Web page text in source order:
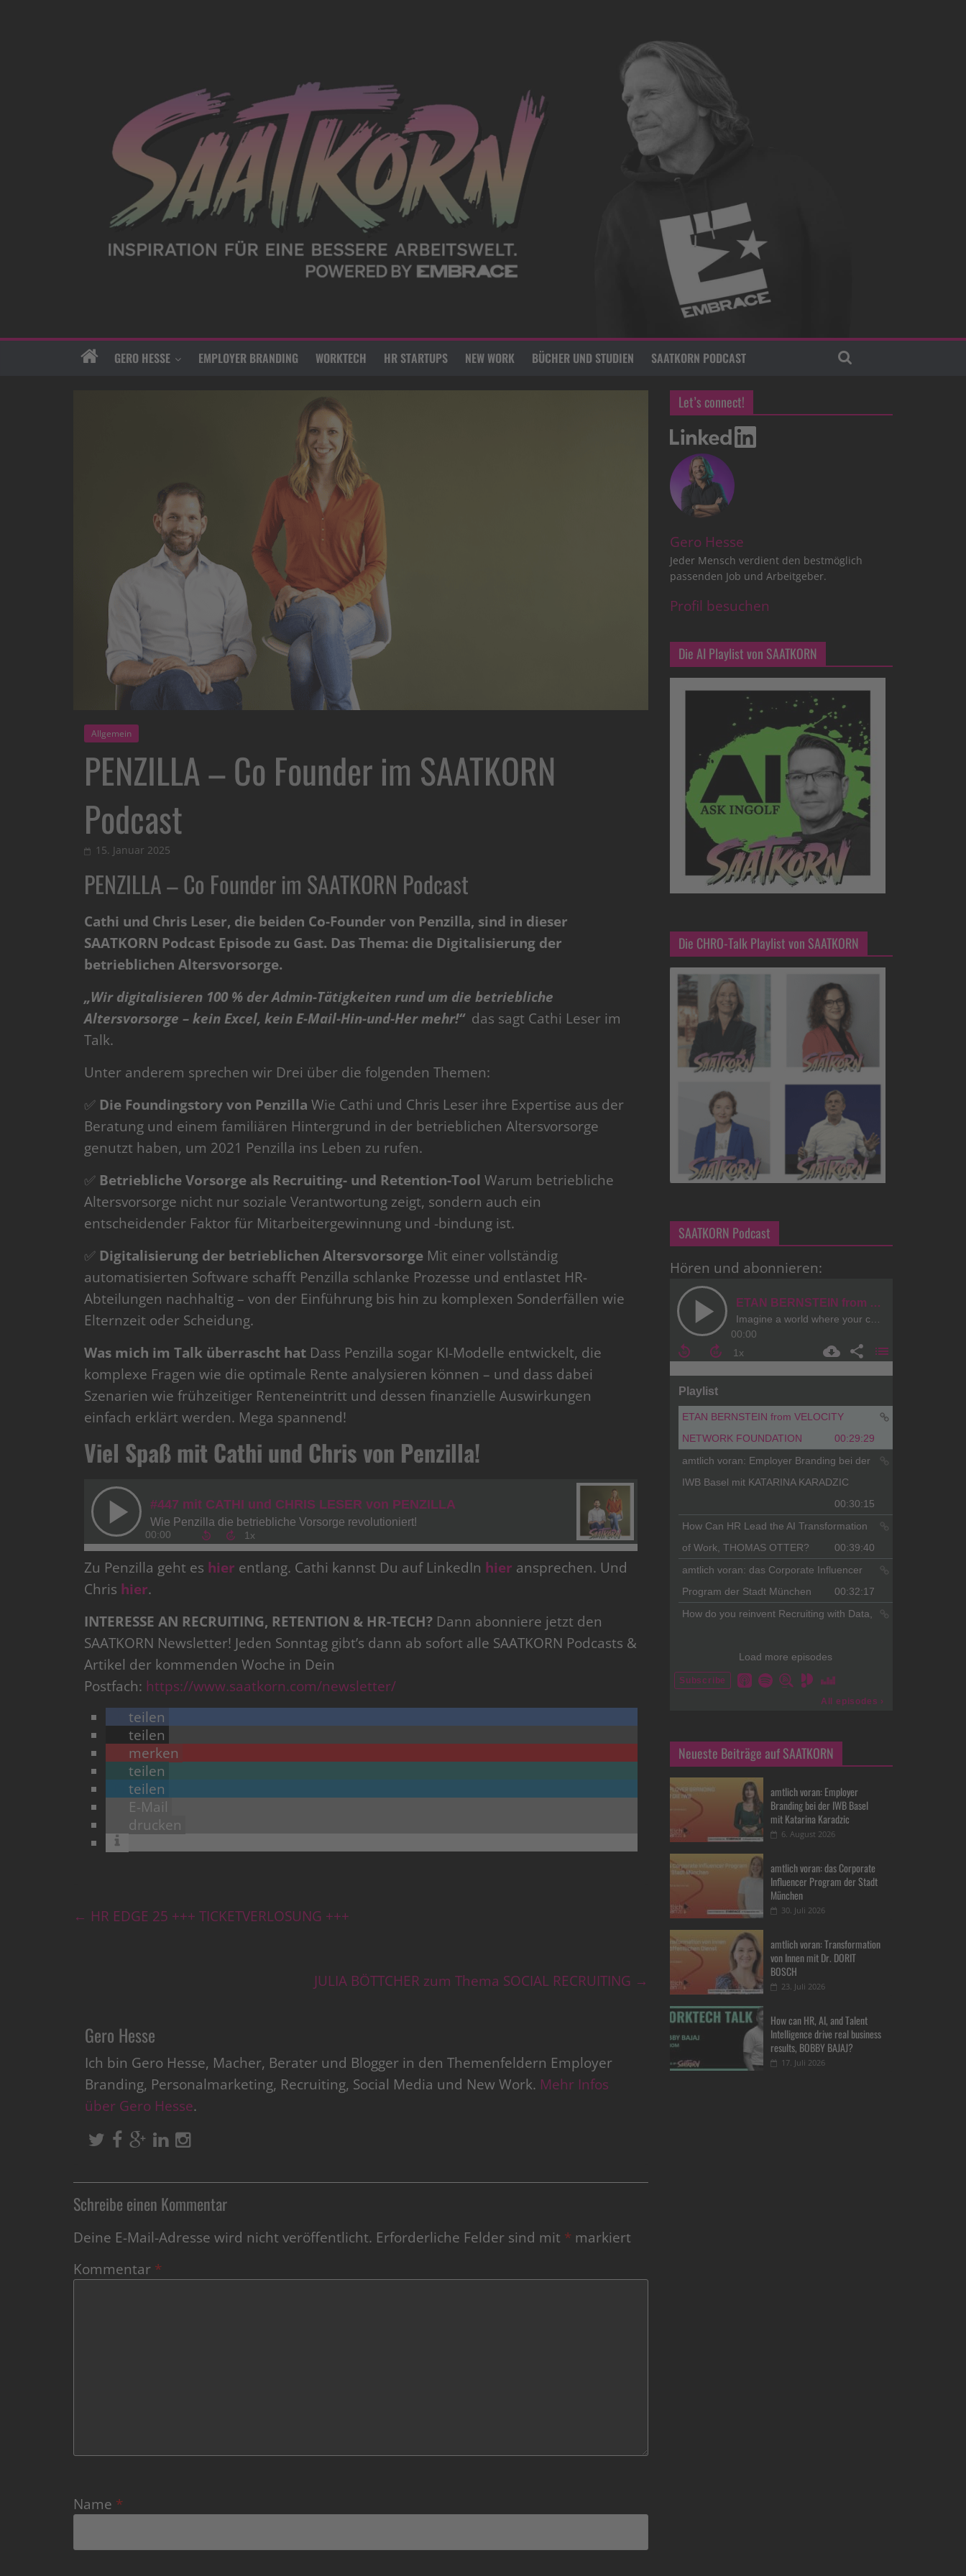
GERO HESSE EMPLOYER BRANDING WORKTECH HR STARTUPS NEW WORK BÜCHER UND STUDIEN SAATKORN PODCAST
Allgemein
PENZILLA – Co Founder im SAATKORN
Podcast
15. Januar 2025
PENZILLA – Co Founder im SAATKORN Podcast
Cathi und Chris Leser, die beiden Co-Founder von Penzilla, sind in dieser
SAATKORN Podcast Episode zu Gast. Das Thema: die Digitalisierung der
betrieblichen Altersvorsorge.
„Wir digitalisieren 100 % der Admin-Tätigkeiten rund um die betriebliche
Altersvorsorge – kein Excel, kein E-Mail-Hin-und-Her mehr!“das sagt Cathi Leser im
Talk.
Unter anderem sprechen wir Drei über die folgenden Themen:
✅ Die Foundingstory von Penzilla Wie Cathi und Chris Leser ihre Expertise aus der
Beratung und einem familiären Hintergrund in der betrieblichen Altersvorsorge
genutzt haben, um 2021 Penzilla ins Leben zu rufen.
✅ Betriebliche Vorsorge als Recruiting- und Retention-Tool Warum betriebliche
Altersvorsorge nicht nur soziale Verantwortung zeigt, sondern auch ein
entscheidender Faktor für Mitarbeitergewinnung und -bindung ist.
✅ Digitalisierung der betrieblichen Altersvorsorge Mit einer vollständig
automatisierten Software schafft Penzilla schlanke Prozesse und entlastet HR-
Abteilungen nachhaltig – von der Einführung bis hin zu komplexen Sonderfällen wie
Elternzeit oder Scheidung.
Was mich im Talk überrascht hat Dass Penzilla sogar KI-Modelle entwickelt, die
komplexe Fragen wie die optimale Rente analysieren können – und dass dabei
Szenarien wie frühzeitiger Renteneintritt und dessen finanzielle Auswirkungen
einfach erklärt werden. Mega spannend!
Viel Spaß mit Cathi und Chris von Penzilla!
Zu Penzilla geht es hier entlang. Cathi kannst Du auf LinkedIn hier ansprechen. Und
Chris hier.
INTERESSE AN RECRUITING, RETENTION & HR-TECH? Dann abonniere jetzt den
SAATKORN Newsletter! Jeden Sonntag gibt’s dann ab sofort alle SAATKORN Podcasts &
Artikel der kommenden Woche in Dein
Postfach: https://www.saatkorn.com/newsletter/
teilen
teilen
merken
teilen
teilen
E-Mail
drucken
← HR EDGE 25 +++ TICKETVERLOSUNG +++
JULIA BÖTTCHER zum Thema SOCIAL RECRUITING →
Gero Hesse
Ich bin Gero Hesse, Macher, Berater und Blogger in den Themenfeldern Employer
Branding, Personalmarketing, Recruiting, Social Media und New Work. Mehr Infos
über Gero Hesse.
Schreibe einen Kommentar
Deine E-Mail-Adresse wird nicht veröffentlicht. Erforderliche Felder sind mit * markiert
Kommentar *
Name *
Let’s connect!
Gero Hesse
Jeder Mensch verdient den bestmöglich
passenden Job und Arbeitgeber.
Profil besuchen
Die AI Playlist von SAATKORN
Die CHRO-Talk Playlist von SAATKORN
SAATKORN Podcast
Hören und abonnieren:
Neueste Beiträge auf SAATKORN
amtlich voran: Employer
Branding bei der IWB Basel
mit Katarina Karadzic
6. August 2026
amtlich voran: das Corporate
Influencer Program der Stadt
München
30. Juli 2026
amtlich voran: Transformation
von Innen mit Dr. DORIT
BOSCH
23. Juli 2026
How can HR, AI, and Talent
Intelligence drive real business
results, BOBBY BAJAJ?
17. Juli 2026